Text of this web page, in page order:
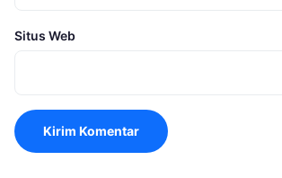
Situs Web